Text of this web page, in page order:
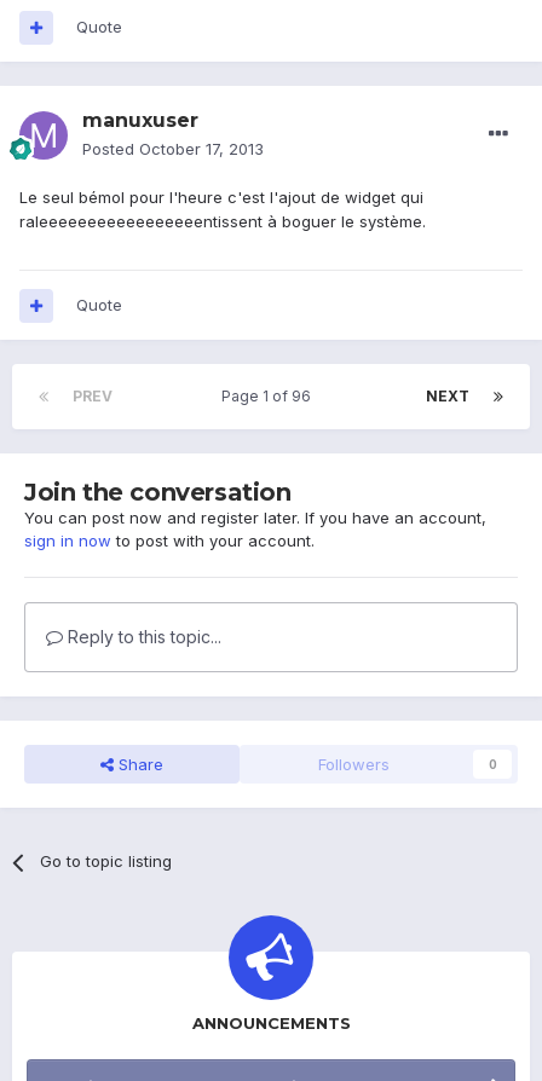
Quote
manuxuser
Posted October 17, 2013
Le seul bémol pour l'heure c'est l'ajout de widget qui
raleeeeeeeeeeeeeeeeentissent à boguer le système.
Quote
PREV NEXT
Page 1 of 96
Join the conversation
You can post now and register later. If you have an account,
sign in now to post with your account.
Reply to this topic...
Share Followers 0
Go to topic listing
ANNOUNCEMENTS